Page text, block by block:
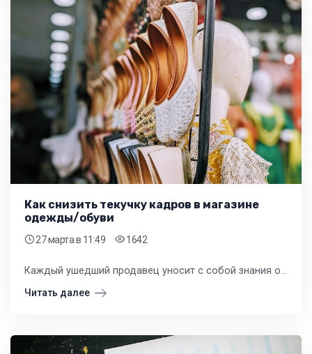
Как снизить текучку кадров в магазине
одежды/обуви
27 мартав 11:49 1642
Каждый ушедший продавец уносит с собой знания о клиентах, навыки продаж и инвестиции, вложенные в его обучение. Для руководителя это означает бесконечный цикл поиска, найма и ввода в должность, который отвлекает от стратегического развития.
Читать далее